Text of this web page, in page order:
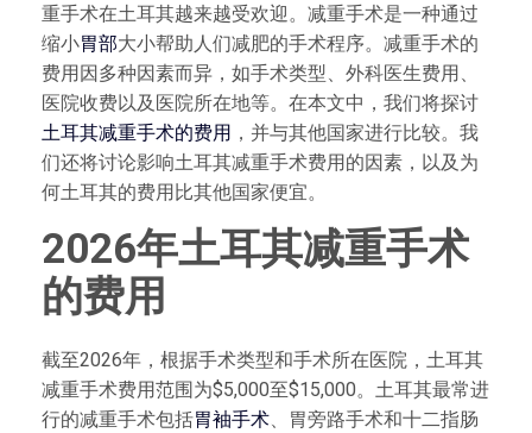
重手术在土耳其越来越受欢迎。减重手术是一种通过
缩小胃部大小帮助人们减肥的手术程序。减重手术的
费用因多种因素而异，如手术类型、外科医生费用、
医院收费以及医院所在地等。在本文中，我们将探讨
土耳其减重手术的费用 ，并与其他国家进行比较。我
们还将讨论影响土耳其减重手术费用的因素，以及为
何土耳其的费用比其他国家便宜。
2026年土耳其减重手术
的费用
截至2026年，根据手术类型和手术所在医院，土耳其
减重手术费用范围为$5,000至$15,000。土耳其最常进
行的减重手术包括胃袖手术、胃旁路手术和十二指肠